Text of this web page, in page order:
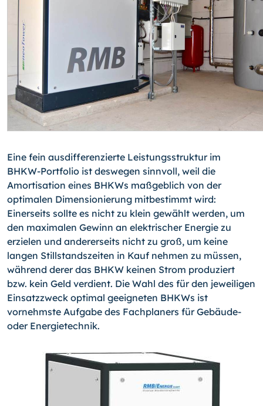
Eine fein ausdifferenzierte Leistungsstruktur im
BHKW-Portfolio ist deswegen sinnvoll, weil die
Amortisation eines BHKWs maßgeblich von der
optimalen Dimensionierung mitbestimmt wird:
Einerseits sollte es nicht zu klein gewählt werden, um
den maximalen Gewinn an elektrischer Energie zu
erzielen und andererseits nicht zu groß, um keine
langen Stillstandszeiten in Kauf nehmen zu müssen,
während derer das BHKW keinen Strom produziert
bzw. kein Geld verdient. Die Wahl des für den jeweiligen
Einsatzzweck optimal geeigneten BHKWs ist
vornehmste Aufgabe des Fachplaners für Ge­bäude-
oder Energietechnik.